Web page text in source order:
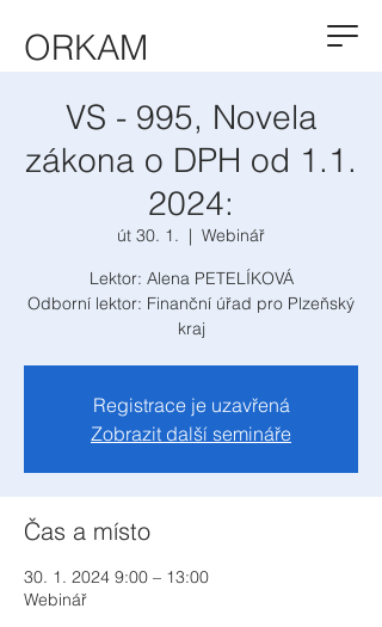
ORKAM
VS - 995, Novela
zákona o DPH od 1.1.
2024:
út 30. 1.
  |
Webinář
Lektor: Alena PETELÍKOVÁ
Odborní lektor: Finanční úřad pro Plzeňský
kraj
Registrace je uzavřená
Zobrazit další semináře
Čas a místo
30. 1. 2024 9:00 – 13:00
Webinář